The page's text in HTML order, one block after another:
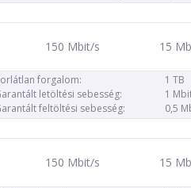
150 Mbit/s 15
forgalom:
1 TB
letöltési sebesség:
1
feltöltési sebesség:
0,5
150 Mbit/s 15